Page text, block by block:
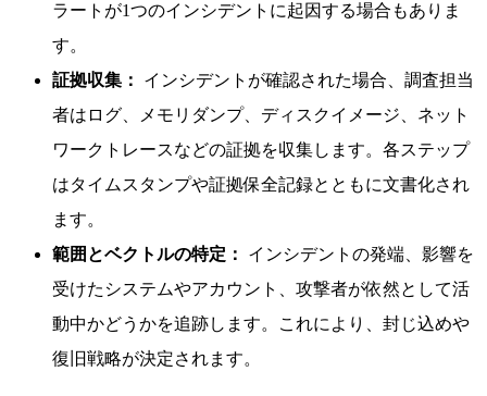
ラートが1つのインシデントに起因する場合もありま
す。
証拠収集：
インシデントが確認された場合、調査担当
者はログ、メモリダンプ、ディスクイメージ、ネット
ワークトレースなどの証拠を収集します。各ステップ
はタイムスタンプや証拠保全記録とともに文書化され
ます。
範囲とベクトルの特定：
インシデントの発端、影響を
受けたシステムやアカウント、攻撃者が依然として活
動中かどうかを追跡します。これにより、封じ込めや
復旧戦略が決定されます。